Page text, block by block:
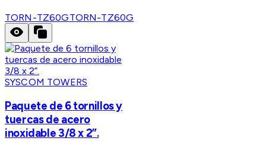
TORN-TZ60GTORN-TZ60G
SYSCOM TOWERS
Paquete de 6 tornillos y
tuercas de acero
inoxidable 3/8 x 2”.